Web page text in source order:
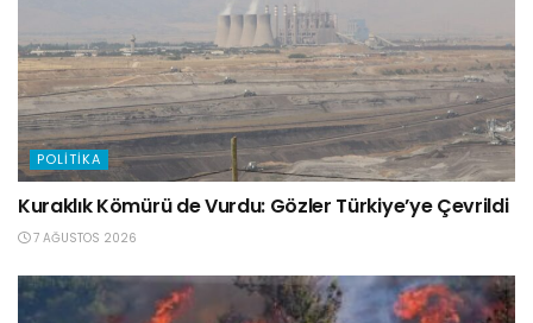
POLITIKA
Kuraklık Kömürü de Vurdu: Gözler Türkiye’ye Çevrildi
7 AĞUSTOS 2026